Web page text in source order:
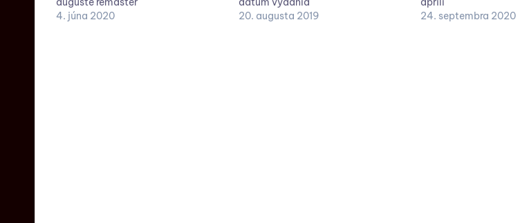
4. júna 2020
20. augusta 2019
24. septembra 2020